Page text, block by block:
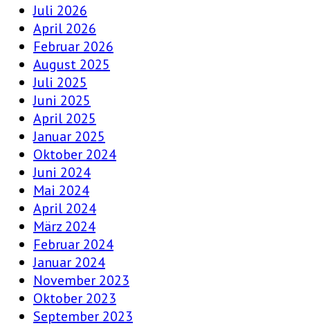
Juli 2026
April 2026
Februar 2026
August 2025
Juli 2025
Juni 2025
April 2025
Januar 2025
Oktober 2024
Juni 2024
Mai 2024
April 2024
März 2024
Februar 2024
Januar 2024
November 2023
Oktober 2023
September 2023